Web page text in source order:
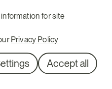
y alcance del
para realizar el estudio y el
de definición del alcance,
metodológicas, por
la unidad de notificación,
for site
Privacy Policy
Accept all